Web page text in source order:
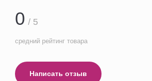
0 / 5
средний рейтинг товара
Написать отзыв